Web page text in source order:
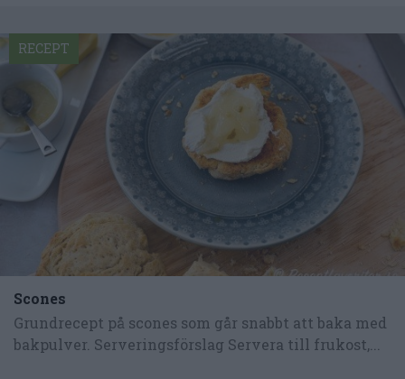
Scones
Grundrecept på scones som går snabbt att baka med
bakpulver. Serveringsförslag Servera till frukost,...
RECEPT